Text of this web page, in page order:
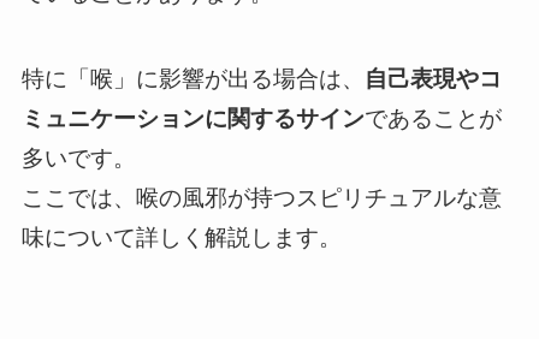
特に「喉」に影響が出る場合は、 自己表現やコ
ミュニケーションに関するサインであることが
多いです。
ここでは、喉の風邪が持つスピリチュアルな意
味について詳しく解説します。